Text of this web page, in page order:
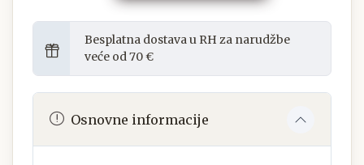
Besplatna dostava u RH za narudžbe
veće od 70 €
Osnovne informacije